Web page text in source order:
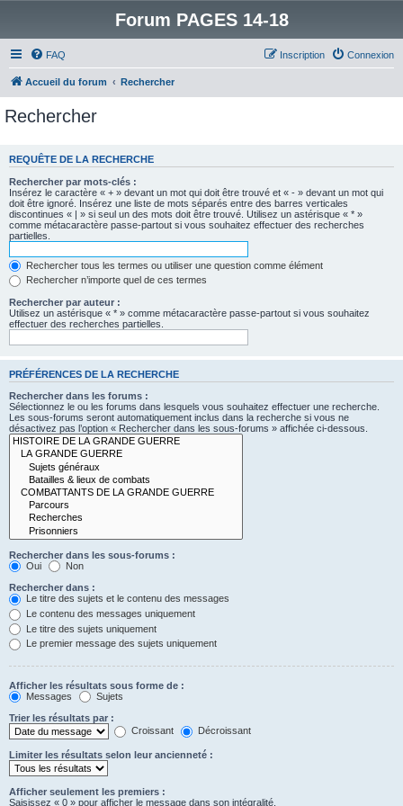
Forum PAGES 14-18
FAQ Connexion
Inscription
Accueil du forum Rechercher
Rechercher
REQUÊTE DE LA RECHERCHE
Rechercher par mots-clés :
Insérez le caractère « + » devant un mot qui doit être trouvé et « - » devant un mot qui
doit être ignoré. Insérez une liste de mots séparés entre des barres verticales
discontinues « | » si seul un des mots doit être trouvé. Utilisez un astérisque « * »
comme métacaractère passe-partout si vous souhaitez effectuer des recherches
partielles.
Rechercher tous les termes ou utiliser une question comme élément
Rechercher n’importe quel de ces termes
Rechercher par auteur :
Utilisez un astérisque « * » comme métacaractère passe-partout si vous souhaitez
effectuer des recherches partielles.
PRÉFÉRENCES DE LA RECHERCHE
Rechercher dans les forums :
Sélectionnez le ou les forums dans lesquels vous souhaitez effectuer une recherche.
Les sous-forums seront automatiquement inclus dans la recherche si vous ne
désactivez pas l’option « Rechercher dans les sous-forums » affichée ci-dessous.
Rechercher dans les sous-forums :
Oui
Non
Rechercher dans :
Le titre des sujets et le contenu des messages
Le contenu des messages uniquement
Le titre des sujets uniquement
Le premier message des sujets uniquement
Afficher les résultats sous forme de :
Messages
Sujets
Trier les résultats par :
Croissant
Décroissant
Limiter les résultats selon leur ancienneté :
Afficher seulement les premiers :
Saisissez « 0 » pour afficher le message dans son intégralité.